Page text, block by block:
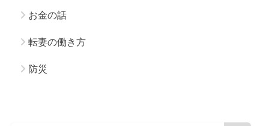
お金の話
転妻の働き方
防災